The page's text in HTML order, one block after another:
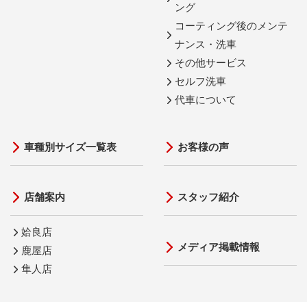
ング
コーティング後のメンテ
ナンス・洗車
その他サービス
セルフ洗車
代車について
車種別サイズ一覧表
店舗案内
姶良店
鹿屋店
隼人店
お客様の声
スタッフ紹介
メディア掲載情報